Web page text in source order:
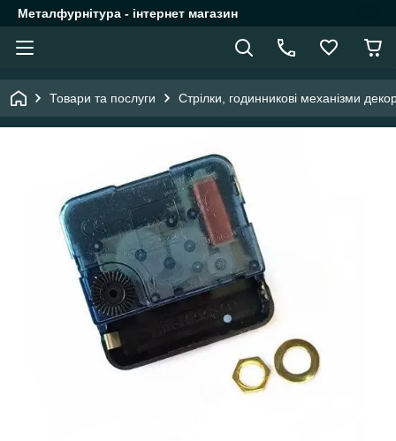
Металфурнітура - інтернет магазин
Товари та послуги Стрілки, годинникові механізми